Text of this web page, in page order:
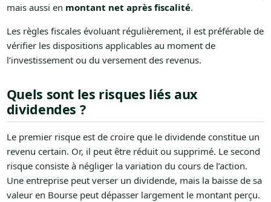
mais aussi en montant net après fiscalité.
Les règles fiscales évoluant régulièrement, il est préférable de
vérifier les dispositions applicables au moment de
l’investissement ou du versement des revenus.
Quels sont les risques liés aux
dividendes ?
Le premier risque est de croire que le dividende constitue un
revenu certain. Or, il peut être réduit ou supprimé. Le second
risque consiste à négliger la variation du cours de l’action.
Une entreprise peut verser un dividende, mais la baisse de sa
valeur en Bourse peut dépasser largement le montant perçu.